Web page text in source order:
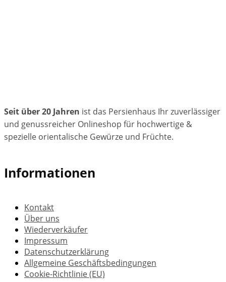
Seit über 20 Jahren ist das Persienhaus Ihr zuverlässiger
und genussreicher Onlineshop für hochwertige &
spezielle orientalische Gewürze und Früchte.
Informationen
Kontakt
Über uns
Wiederverkäufer
Impressum
Datenschutzerklärung
Allgemeine Geschäftsbedingungen
Cookie-Richtlinie (EU)